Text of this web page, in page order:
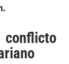
conflicto